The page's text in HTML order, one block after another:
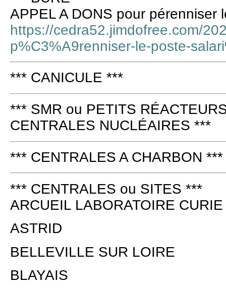
APPEL A DONS pour pérenniser
https://cedra52.jimdofree.com/
p%C3%A9renniser-le-poste-
*** CANICULE ***
*** SMR ou PETITS
CENTRALES NUCLÉAIRES ***
*** CENTRALES A CHARBON ***
*** CENTRALES ou SITES ***
ARCUEIL LABORATOIRE CURIE
ASTRID
BELLEVILLE SUR LOIRE
BLAYAIS